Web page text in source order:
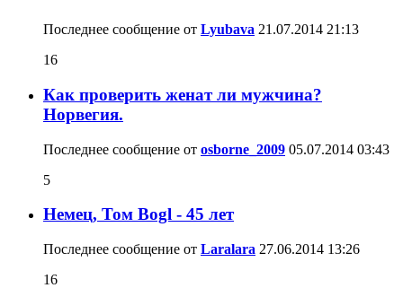
Последнее сообщение от Lyubava 21.07.2014 21:13
16
Как проверить женат ли мужчина?
Норвегия.
Последнее сообщение от osborne_2009 05.07.2014 03:43
5
Немец, Том Bogl - 45 лет
Последнее сообщение от Laralara 27.06.2014 13:26
16